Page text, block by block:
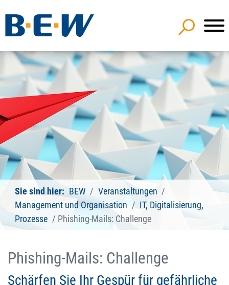
Sie sind hier: BEW
Veranstaltungen
Management und Organisation
IT, Digitalisierung,
Prozesse
Phishing-Mails: Challenge
Phishing-Mails: Challenge
Schärfen Sie Ihr Gespür für gefährliche